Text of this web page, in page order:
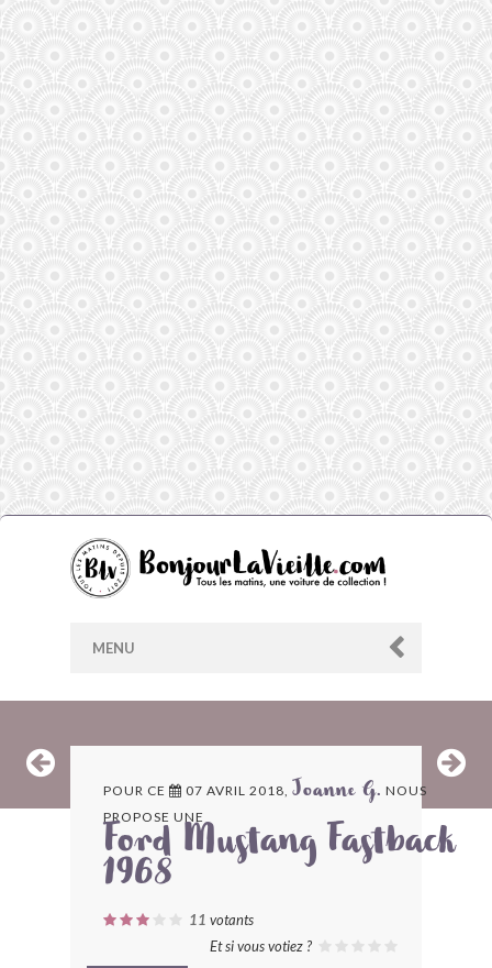
MENU
ARCHIVES
LES CONTRIBUTEURS
POUR CE 07 AVRIL 2018, Joanne G. NOUS
PROPOSE UNE
Ford Mustang Fastback
1968
11 votants
Et si vous votiez ?